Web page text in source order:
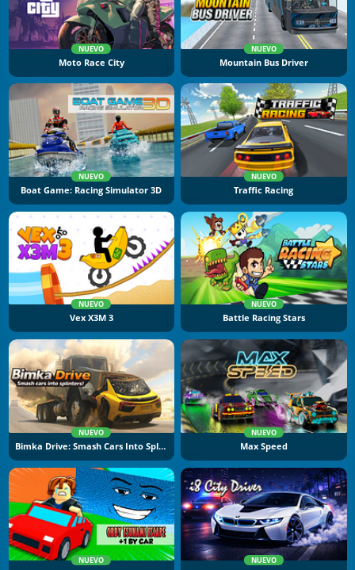
NUEVO
Moto Race City
NUEVO
Mountain Bus Driver
NUEVO
Boat Game: Racing Simulator 3D
NUEVO
Traffic Racing
NUEVO
Vex X3M 3
NUEVO
Battle Racing Stars
NUEVO
Bimka Drive: Smash Cars Into Splinters
NUEVO
Max Speed
NUEVO NUEVO